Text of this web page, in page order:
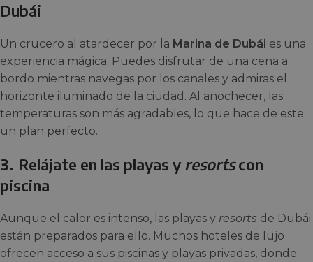
Dubái
Un crucero al atardecer por la Marina de Dubái es una
experiencia mágica. Puedes disfrutar de una cena a
bordo mientras navegas por los canales y admiras el
horizonte iluminado de la ciudad. Al anochecer, las
temperaturas son más agradables, lo que hace de este
un plan perfecto.
3. Relájate en las playas y resortscon
piscina
Aunque el calor es intenso, las playas y resorts de Dubái
están preparados para ello. Muchos hoteles de lujo
ofrecen acceso a sus piscinas y playas privadas, donde